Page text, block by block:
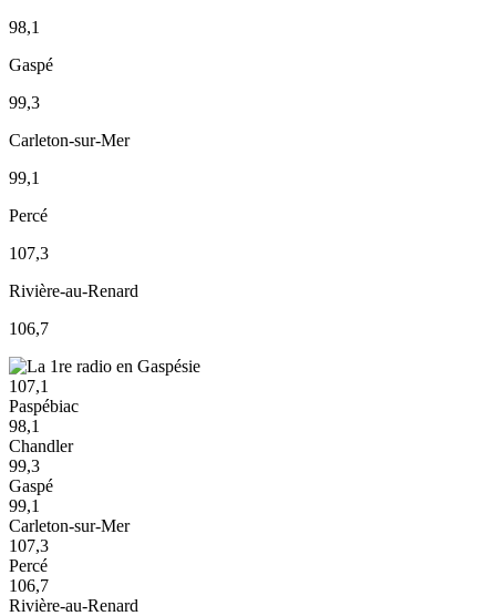
98,1
Gaspé
99,3
Carleton-sur-Mer
99,1
Percé
107,3
Rivière-au-Renard
106,7
107,1
Paspébiac
98,1
Chandler
99,3
Gaspé
99,1
Carleton-sur-Mer
107,3
Percé
106,7
Rivière-au-Renard